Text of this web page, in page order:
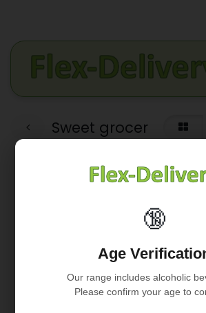
Sweet grocer
Geen product gedefinieerd in de
Fine Food Vanderperren /
🔞
Age
Our range includes alcoholic
Please confirm your age to